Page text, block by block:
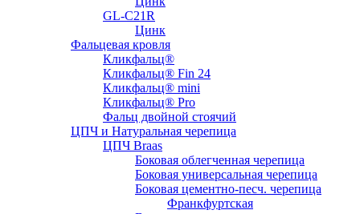
GL-С21R
Цинк
Фальцевая кровля
Кликфальц®
Кликфальц® Fin 24
Кликфальц® mini
Кликфальц® Pro
Фальц двойной стоячий
ЦПЧ и Натуральная черепица
ЦПЧ Braas
Боковая облегченная черепица
Боковая универсальная черепица
Боковая цементно-песч. черепица
Франкфуртская